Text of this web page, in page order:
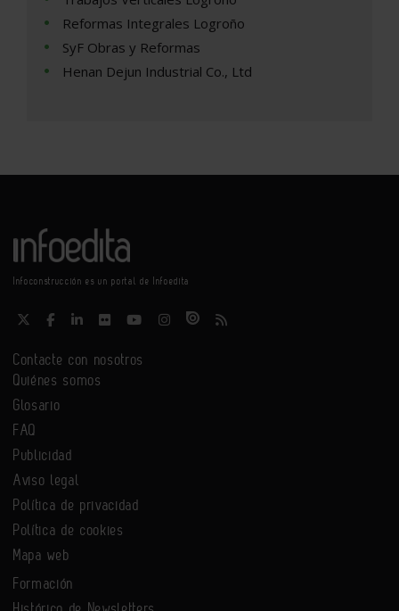
Reformas Integrales Logroño
SyF Obras y Reformas
Henan Dejun Industrial Co., Ltd
Infoconstrucción es un portal de Infoedita
Contacte con nosotros
Quiénes somos
Glosario
FAQ
Publicidad
Aviso legal
Política de privacidad
Política de cookies
Mapa web
Formación